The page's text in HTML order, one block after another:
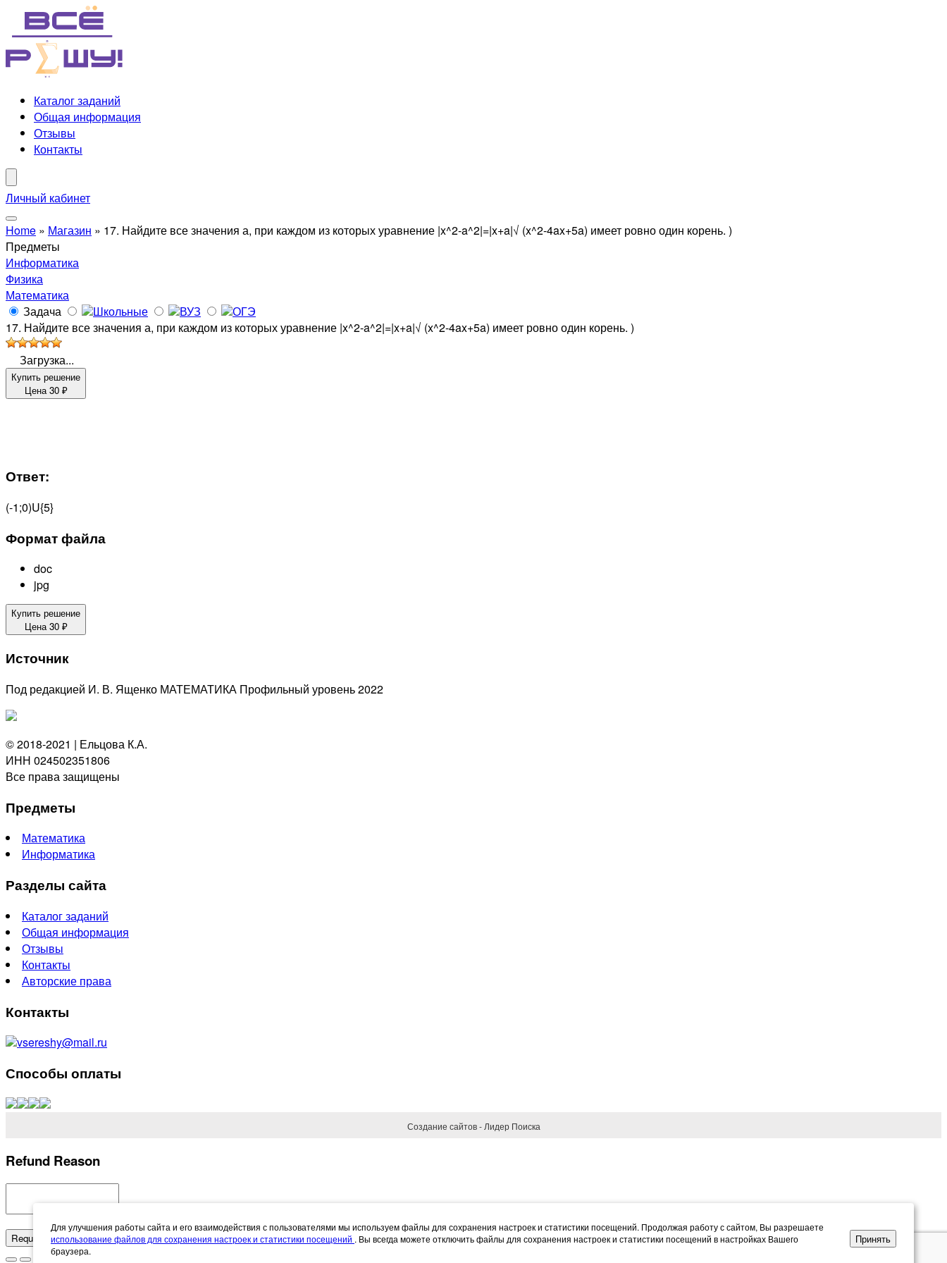
Каталог заданий
Общая информация
Отзывы
Контакты
Личный кабинет
Home » Магазин » 17. Найдите все значения а, при каждом из которых уравнение |x^2-a^2|=|x+a|√ (x^2-4ax+5a) имеет ровно один корень. )
Предметы
Информатика
Физика
Математика
Задача
Школьные ВУЗ
ОГЭ
17. Найдите все значения а, при каждом из которых уравнение |x^2-a^2|=|x+a|√ (x^2-4ax+5a) имеет ровно один корень. )
Загрузка...
Купить решение
Цена 30 ₽
Ответ:
(-1;0)U{5}
Формат файла
doc
jpg
Купить решение
Цена30 ₽
Источник
Под редакцией И. В. Ященко МАТЕМАТИКА Профильный уровень 2022
© 2018-2021 | Ельцова К.А.
ИНН 024502351806
Все права защищены
Предметы
Математика
Информатика
Разделы сайта
Каталог заданий
Общая информация
Отзывы
Контакты
Авторские права
Контакты
vsereshy@mail.ru
Способы оплаты
Создание сайтов - Лидер Поиска
Refund Reason
Request Refund Cancel
Для улучшения работы сайта и его взаимодействия с пользователями мы используем файлы для сохранения настроек и статистики посещений. Продолжая работу с сайтом, Вы разрешаете
использование файлов для сохранения настроек и статистики посещений . Вы всегда можете отключить файлы для сохранения настроек и статистики посещений в настройках Вашего
браузера.
Принять